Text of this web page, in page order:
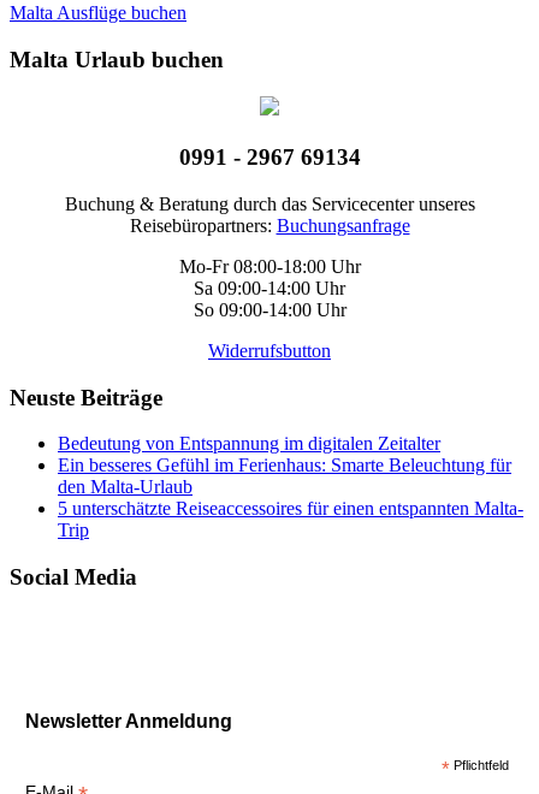
Malta Ausflüge buchen
Malta Urlaub buchen
0991 - 2967 69134
Buchung & Beratung durch das Servicecenter unseres
Reisebüropartners: Buchungsanfrage
Mo-Fr 08:00-18:00 Uhr
Sa 09:00-14:00 Uhr
So 09:00-14:00 Uhr
Widerrufsbutton
Neuste Beiträge
Bedeutung von Entspannung im digitalen Zeitalter
Ein besseres Gefühl im Ferienhaus: Smarte Beleuchtung für
den Malta-Urlaub
5 unterschätzte Reiseaccessoires für einen entspannten Malta-
Trip
Social Media
Newsletter Anmeldung
* Pflichtfeld